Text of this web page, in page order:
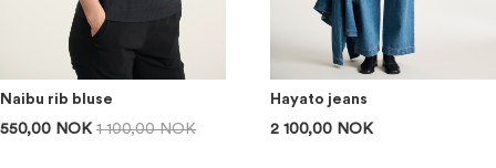
Naibu rib bluse
550,00 NOK 1 100,00 NOK
Hayato jeans
2 100,00 NOK